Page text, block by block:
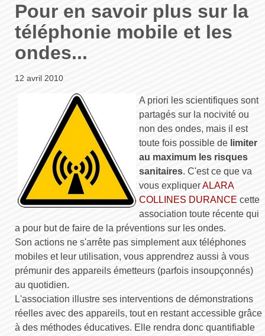
Pour en savoir plus sur la
téléphonie mobile et les
ondes...
12 avril 2010
A priori les scientifiques sont
partagés sur la nocivité ou
non des ondes, mais il est
toute fois possible de limiter
au maximum les risques
sanitaires. C'est ce que va
vous expliquerALARA
COLLINES DURANCE cette
association toute récente qui
a pour but de faire de la préventions sur les ondes.
Son actions ne s'arrête pas simplement aux téléphones
mobiles et leur utilisation, vous apprendrez aussi à vous
prémunir des appareils émetteurs (parfois insoupçonnés)
au quotidien.
L'association illustre ses interventions de démonstrations
réelles avec des appareils, tout en restant accessible grâce
à des méthodes éducatives. Elle rendra donc quantifiable